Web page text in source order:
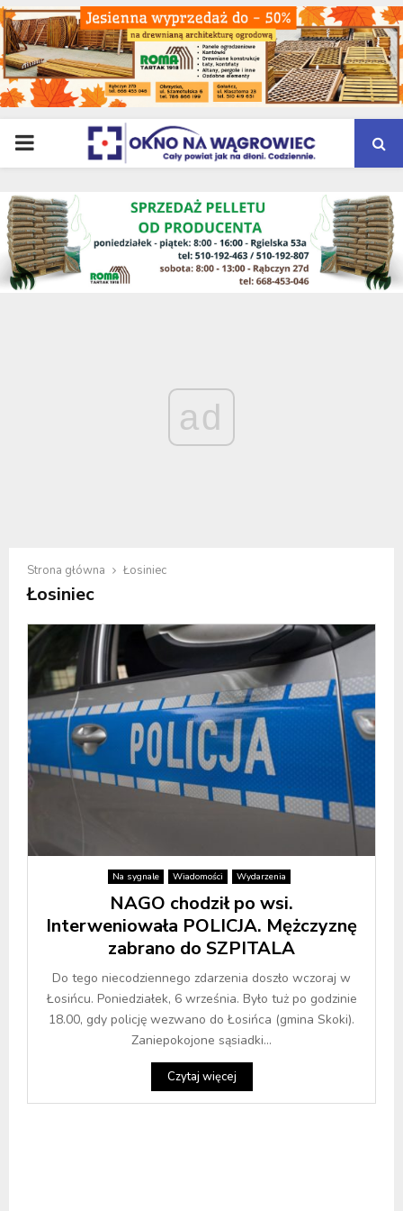
PRIMARY
MENU
ad
Strona główna Łosiniec
Łosiniec
Na sygnale Wiadomości Wydarzenia
NAGO chodził po wsi.
Interweniowała POLICJA. Mężczyznę
zabrano do SZPITALA
Do tego niecodziennego zdarzenia doszło wczoraj w
Łosińcu. Poniedziałek, 6 września. Było tuż po godzinie
18.00, gdy policję wezwano do Łosińca (gmina Skoki).
Zaniepokojone sąsiadki...
Czytaj więcej